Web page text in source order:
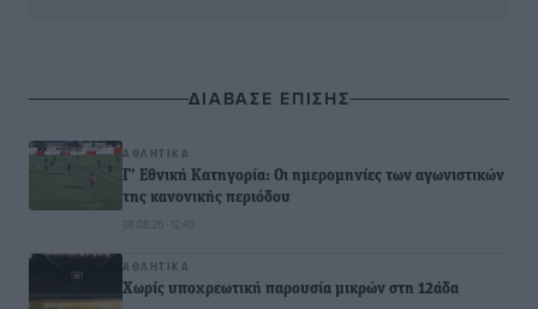
ΔΙΑΒΑΣΕ ΕΠΙΣΗΣ
ΑΘΛΗΤΙΚΆ
Γ’ Εθνική Κατηγορία: Οι ημερομηνίες των αγωνιστικών
της κανονικής περιόδου
08.08.26 · 12:40
ΑΘΛΗΤΙΚΆ
Χωρίς υποχρεωτική παρουσία μικρών στη 12άδα